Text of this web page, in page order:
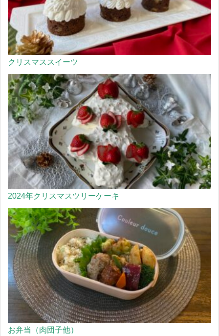
クリスマススイーツ
2024年クリスマスツリーケーキ
お弁当（肉団子他）